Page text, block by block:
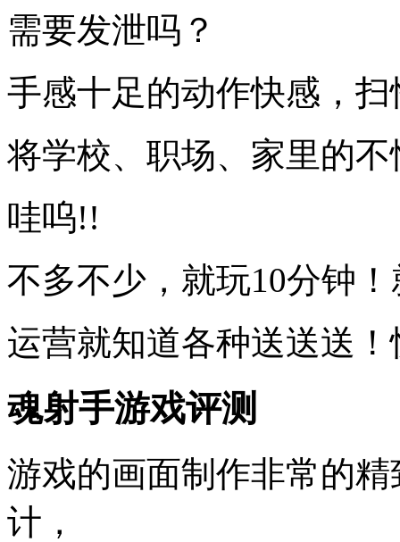
需要发泄吗？
手感十足的动作快感，
将学校、职场、家里的
哇呜!!
不多不少，就玩10分钟
运营就知道各种送送送
魂射手游戏评测
游戏的画面制作非常的
计，